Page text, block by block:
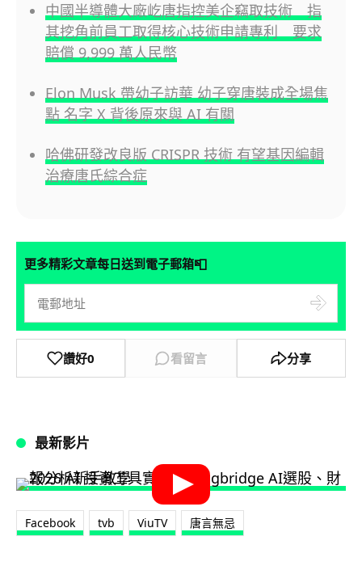
中國半導體大廠屹唐指控美企竊取技術 指
其挖角前員工取得核心技術申請專利 要求
賠償 9,999 萬人民幣
Elon Musk 帶幼子訪華 幼子穿唐裝成全場焦
點 名字 X 背後原來與 AI 有關
哈佛研發改良版 CRISPR 技術 有望基因編輯
治療唐氏綜合症
更多精彩文章每日送到電子郵箱📮
讚好0 看留言 分享
最新影片
Facebook tvb ViuTV 唐言無忌